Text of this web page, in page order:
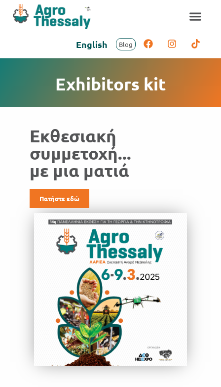
English Blog
Exhibitors kit
Εκθεσιακή
συμμετοχή...
με μια ματιά
Πατήστε εδώ